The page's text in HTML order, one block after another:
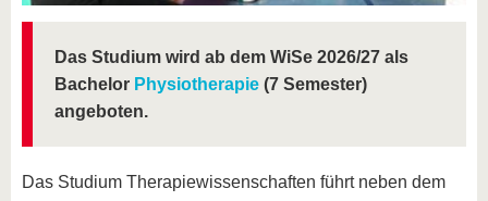
Das Studium wird ab dem WiSe 2026/27 als
Bachelor Physiotherapie (7 Semester)
angeboten.
Das Studium Therapiewissenschaften führt neben dem